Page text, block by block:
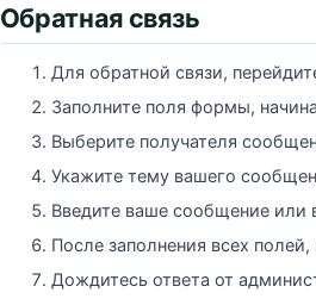
Обратная связь
Для обратной связи,
Заполните поля формы,
Выберите получателя
Укажите тему вашего
Введите ваше сообщение или
После заполнения всех
Дождитесь ответа от